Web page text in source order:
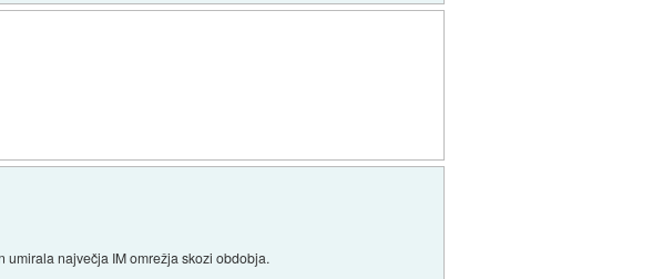
največja IM omrežja skozi obdobja.